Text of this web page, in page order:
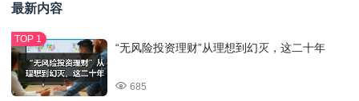
最新内容
“无风险投资理财”从理想到幻灭，这二十年
685